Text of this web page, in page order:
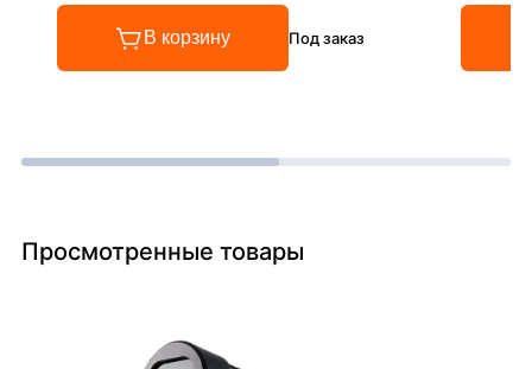
В корзину Под заказ
Просмотренные товары